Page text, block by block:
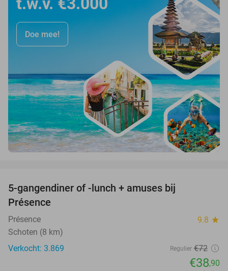
Doe mee!
5-gangendiner of -lunch + amuses bij
Présence
Présence 9.8 star
Schoten (8 km)
Verkocht: 3.869
Regulier €72
€38,90